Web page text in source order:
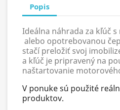
Popis
Ideálna náhrada za kľúč
alebo opotrebovanou
stačí preložiť svoj
a kľúč je pripravený na
naštartovanie
V ponuke sú použité
produktov.